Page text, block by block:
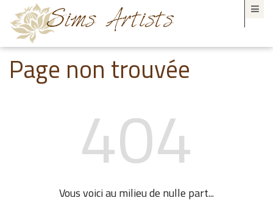
Page non trouvée
404
Vous voici au milieu de nulle part...